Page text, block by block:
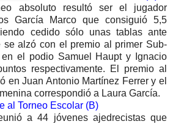
absoluto resultó ser el jugador
García Marco que consiguió 5,5
cedido sólo unas tablas ante
se alzó con el premio al primer Sub-
el podio Samuel Haupt y Ignacio
respectivamente.
El premio al
en Juan Antonio Martínez Ferrer y el
correspondió a Laura García.
al Torneo Escolar (B)
a 44 jóvenes ajedrecistas que